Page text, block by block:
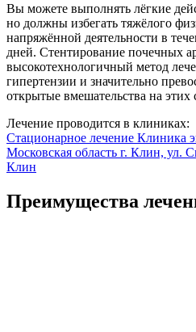
Вы можете выполнять лёгкие
но должны избегать тяжёлого
напряжённой деятельности в
дней. Стентирование почечных
высокотехнологичный метод
гипертензии и значительно
открытые вмешательства на этих
Лечение проводится в клиниках:
Стационарное лечение Клиника
Московская область г. Клин, ул.
Клин
Преимущества